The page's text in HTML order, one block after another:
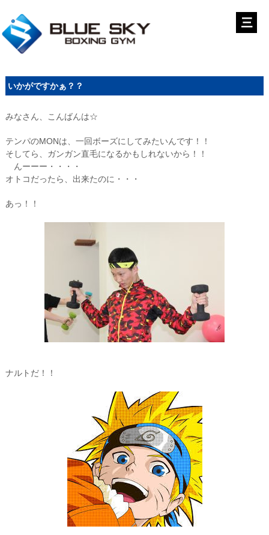
いかがですかぁ？？
みなさん、こんばんは☆
テンパのMONは、一回ボーズにしてみたいんです！！
そしてら、ガンガン直毛になるかもしれないから！！
んーーー・・・・
オトコだったら、出来たのに・・・
あっ！！
ナルトだ！！